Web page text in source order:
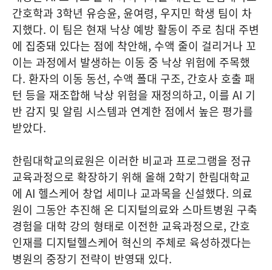
간호학과 3학년 유승윤, 윤여령, 우지민 학생 팀이 차
지했다. 이 팀은 현재 낙상 예방 활동이 주로 침대 주변
에 집중돼 있다는 점에 착안해, 수액 줄이 걸리거나 꼬
이는 과정에서 발생하는 이동 중 낙상 위험에 주목했
다. 환자의 이동 동선, 수액 폴대 구조, 간호사 호출 패
턴 등을 재조합해 낙상 위험을 재정의하고, 이를 AI 기
반 감지 및 알림 시스템과 연계한 점에서 높은 평가를
받았다.
한림대학교의료원은 이러한 비교과 프로그램을 정규
교육과정으로 확장하기 위해 올해 2학기 한림대학교
에 AI 헬스케어 창업 세미나 교과목을 신설했다. 의료
원이 그동안 추진해 온 디지털의료와 스마트병원 구축
경험을 대학 강의 형태로 이전한 교육과정으로, 간호
인재를 디지털헬스케어 혁신의 주체로 육성하겠다는
병원의 중장기 전략이 반영돼 있다.